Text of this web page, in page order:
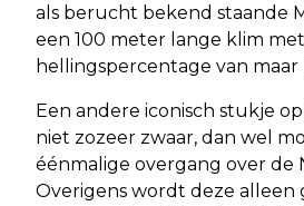
als berucht bekend staande
een 100 meter lange klim
hellingspercentage van maar
Een andere iconisch stukje
niet zozeer zwaar, dan wel
éénmalige overgang over de
Overigens wordt deze alleen